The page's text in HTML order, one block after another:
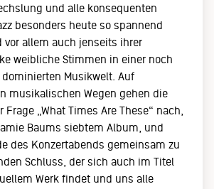
und alle konsequenten
besonders heute so spannend
vor allem auch jenseits ihrer
weibliche Stimmen in einer noch
Musikwelt. Auf
musikalischen Wegen gehen die
„What Times Are These“ nach,
Baums siebtem Album, und
des Konzertabends gemeinsam zu
Schluss, der sich auch im Titel
Werk findet und uns alle